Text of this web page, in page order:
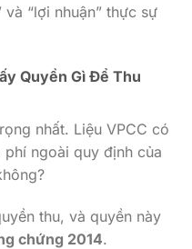
“lợi nhuận” thực sự
Quyền Gì Để Thu
nhất. Liệu VPCC có
phí ngoài quy định của
thu, và quyền này
chứng 2014.